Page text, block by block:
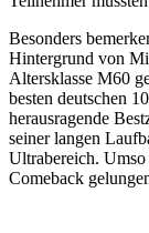
Besonders
Hintergrund von
Altersklasse M60
besten deutschen
herausragende
seiner langen
Ultrabereich. Umso
Comeback